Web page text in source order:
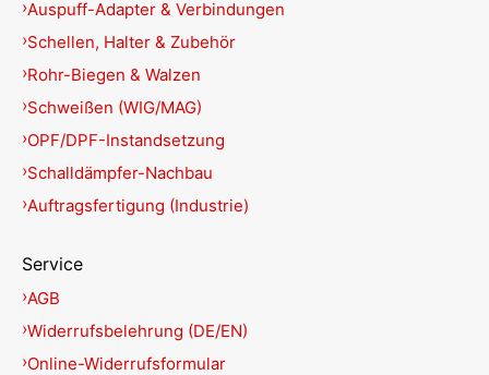
Auspuff-Adapter & Verbindungen
Schellen, Halter & Zubehör
Rohr-Biegen & Walzen
Schweißen (WIG/MAG)
OPF/DPF-Instandsetzung
Schalldämpfer-Nachbau
Auftragsfertigung (Industrie)
Service
AGB
Widerrufsbelehrung (DE/EN)
Online-Widerrufsformular